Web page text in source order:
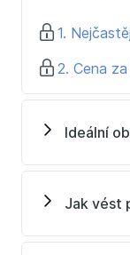
Na
(nebo též, o
největší zájem)
přijímacího
špatného výběru
takto získané
varovné
1.
2. Cena
Ideální
Jak vést